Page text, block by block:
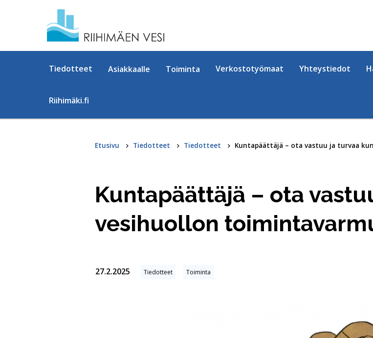
Hyppää sisältöön
Tiedotteet Asiakkaalle Toiminta Verkostotyömaat Yhteystiedot
Riihimäki.fi
Etusivu Tiedotteet Tiedotteet Kuntapäättäjä – ota vastuu ja turvaa
Kuntapäättäjä – ota
vesihuollon
27.2.2025 Tiedotteet Toiminta